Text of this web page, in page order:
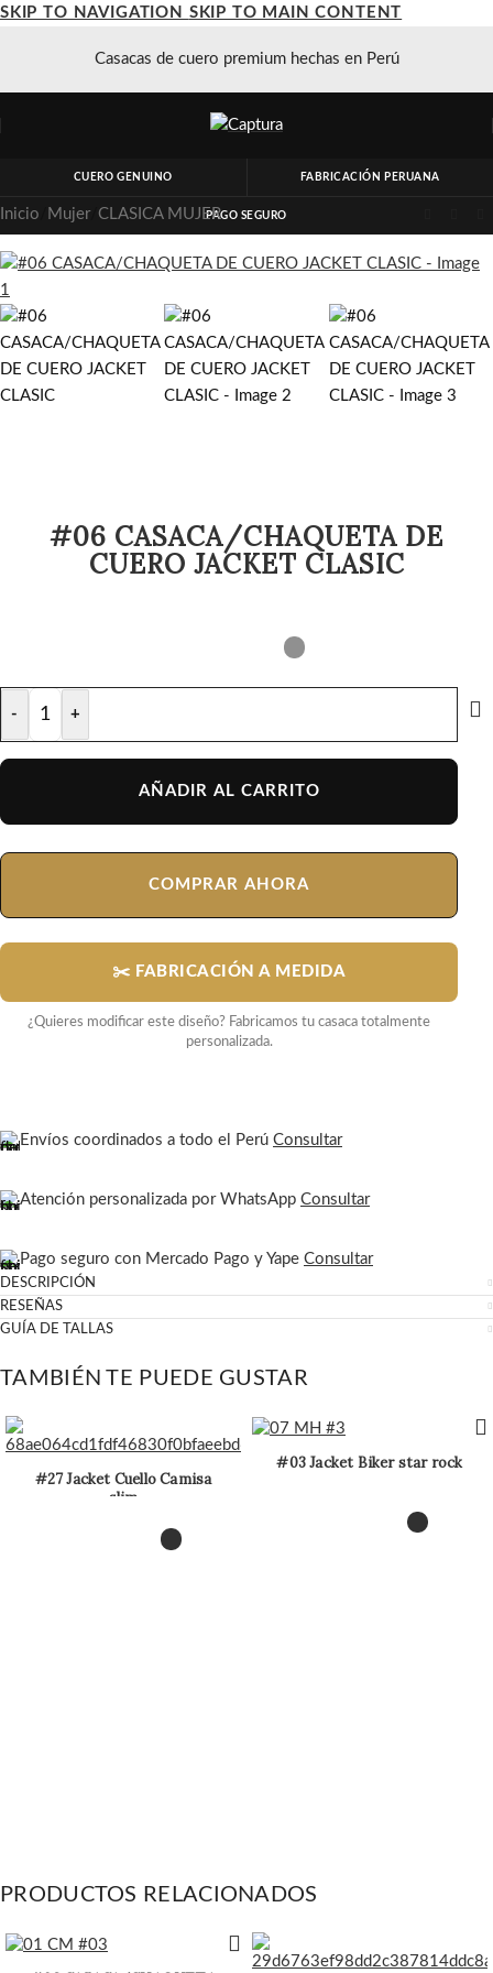
SKIP TO NAVIGATION SKIP TO MAIN CONTENT
Casacas de cuero premium hechas en Perú
CUERO GENUINO FABRICACIÓN PERUANA
PAGO SEGURO
Inicio Mujer/ CLASICA MUJER
#06 CASACA/CHAQUETA DE
CUERO JACKET CLASIC
- +
AÑADIR AL CARRITO
COMPRAR AHORA
✂️ FABRICACIÓN A MEDIDA
¿Quieres modificar este diseño? Fabricamos tu casaca totalmente
personalizada.
Envíos coordinados a todo el Perú Consultar
Atención personalizada por WhatsApp Consultar
Pago seguro con Mercado Pago y Yape Consultar
DESCRIPCIÓN
RESEÑAS
GUÍA DE TALLAS
TAMBIÉN TE PUEDE GUSTAR
#27 Jacket Cuello Camisa
slim
#03 Jacket Biker star rock
PRODUCTOS RELACIONADOS